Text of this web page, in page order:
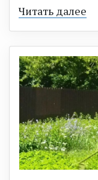
Читать далее